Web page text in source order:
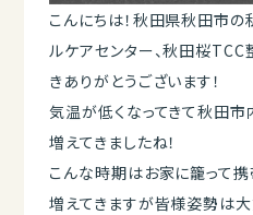
こんにちは！秋田県秋田市の
ルケアセンター、秋田桜
きありがとうございます！
気温が低くなってきて秋田
増えてきましたね！
こんな時期はお家に籠って
増えてきますが皆様姿勢は大